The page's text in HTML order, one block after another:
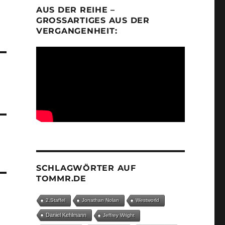
AUS DER REIHE –
GROSSARTIGES AUS DER V
ERGANGENHEIT:
SCHLAGWÖRTER AUF
TOMMR.DE
2.Staffel Jonathan Nolan Westworld
Daniel Kehlmann Jeffrey Wright